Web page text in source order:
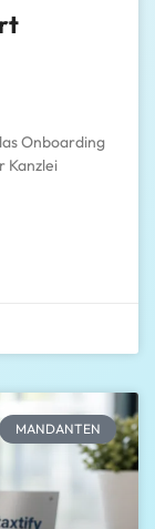
Onboarding
Kanzlei
MANDANTEN